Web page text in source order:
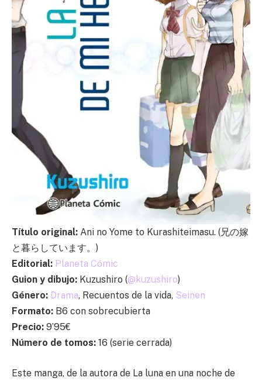
Título original: Ani no Yome to Kurashiteimasu. (兄の嫁
と暮らしています。)
Editorial: Planeta Cómic
Guion y dibujo: Kuzushiro (@kuzushiro)
Género: Drama, Recuentos de la vida, Seinen
Formato: B6 con sobrecubierta
Precio: 9’95€
Número de tomos: 16 (serie cerrada)
Este manga, de la autora de La luna en una noche de